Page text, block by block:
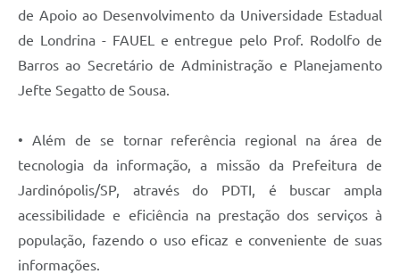
de Apoio ao Desenvolvimento da Universidade Estadual
de Londrina - FAUEL e entregue pelo Prof. Rodolfo de
Barros ao Secretário de Administração e Planejamento
Jefte Segatto de Sousa.
• Além de se tornar referência regional na área de
tecnologia da informação, a missão da Prefeitura de
Jardinópolis/SP, através do PDTI, é buscar ampla
acessibilidade e eficiência na prestação dos serviços à
população, fazendo o uso eficaz e conveniente de suas
informações.